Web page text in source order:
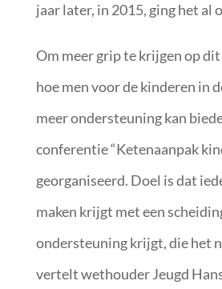
jaar later, in 2015, ging het al
Om meer grip te krijgen op
hoe men voor de kinderen in
meer ondersteuning kan
conferentie “Ketenaanpak
georganiseerd. Doel is dat
maken krijgt met een
ondersteuning krijgt, die het
vertelt wethouder Jeugd